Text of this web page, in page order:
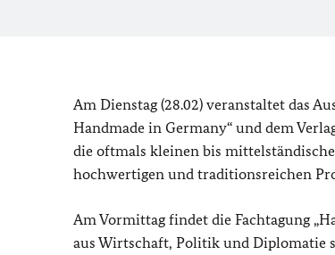
Am Dienstag (28.02) veranstaltet das
Handmade in Germany“ und dem
die oftmals kleinen bis
hochwertigen und traditionsreichen
Am Vormittag findet die Fachtagung
aus Wirtschaft, Politik und Diplomatie